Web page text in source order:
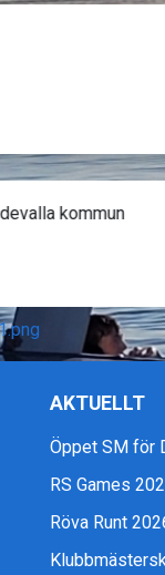
AKTUELLT
Öppet SM för
RS Games
Röva Runt